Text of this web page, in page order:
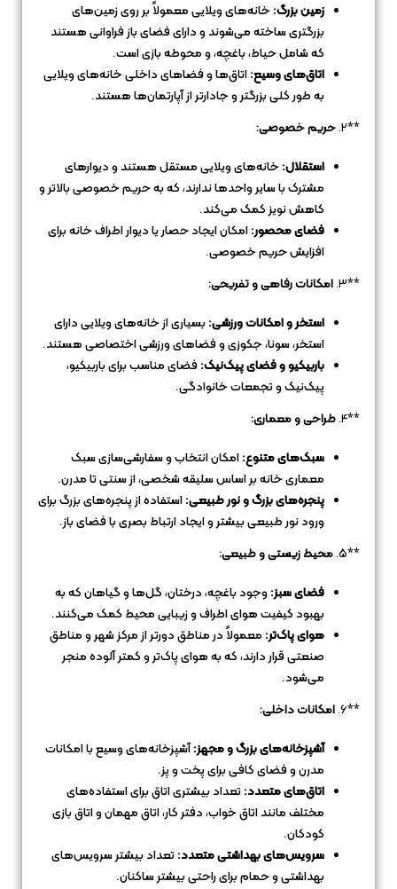
زمین بزرگ:خانه‌های ویلایی معمولاً بر روی زمین‌های
بزرگتری ساخته می‌شوند و دارای فضای باز فراوانی هستند
که شامل حیاط، باغچه، و محوطه بازی است.
اتاق‌های وسیع:اتاق‌ها و فضاهای داخلی خانه‌های ویلایی
به طور کلی بزرگتر و جادارتر از آپارتمان‌ها هستند.
**2.
حریم خصوصی:
استقلال:خانه‌های ویلایی مستقل هستند و دیوارهای
مشترک با سایر واحدها ندارند، که به حریم خصوصی بالاتر و
کاهش نویز کمک می‌کند.
فضای محصور:امکان ایجاد حصار یا دیوار اطراف خانه برای
افزایش حریم خصوصی.
**3.
امکانات رفاهی و تفریحی:
استخر و امکانات ورزشی:بسیاری از خانه‌های ویلایی دارای
استخر، سونا، جکوزی و فضاهای ورزشی اختصاصی هستند.
باربیکیو و فضای پیک‌نیک:فضای مناسب برای باربیکیو،
پیک‌نیک و تجمعات خانوادگی.
**4.
طراحی و معماری:
سبک‌های متنوع:امکان انتخاب و سفارشی‌سازی سبک
معماری خانه بر اساس سلیقه شخصی، از سنتی تا مدرن.
پنجره‌های بزرگ و نور طبیعی:استفاده از پنجره‌های بزرگ برای
ورود نور طبیعی بیشتر و ایجاد ارتباط بصری با فضای باز.
**5.
محیط زیستی و طبیعی:
فضای سبز:وجود باغچه، درختان، گل‌ها و گیاهان که به
بهبود کیفیت هوای اطراف و زیبایی محیط کمک می‌کنند.
هوای پاک‌تر: معمولاً در مناطق دورتر از مرکز شهر و مناطق
صنعتی قرار دارند، که به هوای پاک‌تر و کمتر آلوده منجر
می‌شود.
**6.
امکانات داخلی:
آشپزخانه‌های بزرگ و مجهز:آشپزخانه‌های وسیع با امکانات
مدرن و فضای کافی برای پخت و پز.
اتاق‌های متعدد:تعداد بیشتری اتاق برای استفاده‌های
مختلف مانند اتاق خواب، دفتر کار، اتاق مهمان و اتاق بازی
کودکان.
سرویس‌های بهداشتی متعدد:تعداد بیشتر سرویس‌های
بهداشتی و حمام برای راحتی بیشتر ساکنان.